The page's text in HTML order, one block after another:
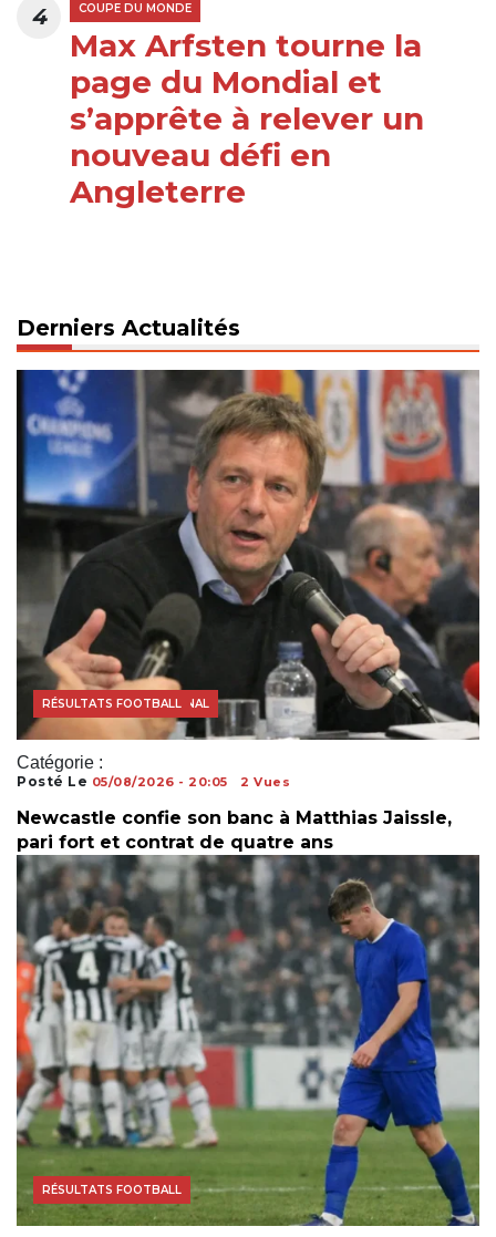
4 COUPE DU MONDE
Max Arfsten tourne la
page du Mondial et
s’apprête à relever un
nouveau défi en
Angleterre
Derniers Actualités
Catégorie :
FOOTBALL INTERNATIONAL
RÉSULTATS FOOTBALL
Posté Le 05/08/2026 - 20:05 2 Vues
Newcastle confie son banc à Matthias Jaissle,
pari fort et contrat de quatre ans
COUPE DU MONDE
RÉSULTATS FOOTBALL